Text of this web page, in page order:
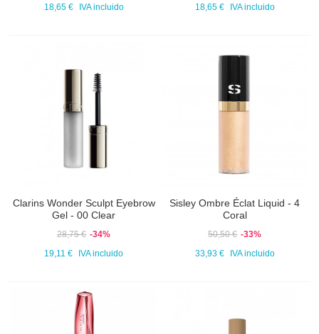
18,65 €
IVA incluido
18,65 €
IVA incluido
Clarins Wonder Sculpt Eyebrow
Gel - 00 Clear
28,75 € -34%
19,11 €
IVA incluido
Sisley Ombre Éclat Liquid - 4
Coral
50,50 € -33%
33,93 €
IVA incluido